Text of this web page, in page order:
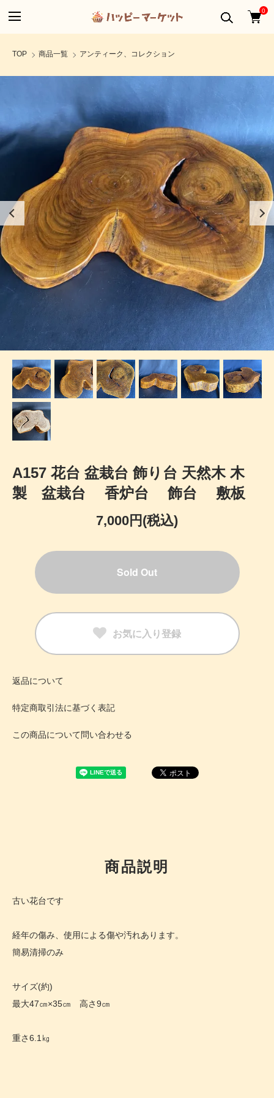
0
TOP 商品一覧 アンティーク、コレクション
A157 花台 盆栽台 飾り台 天然木 木
製 盆栽台 香炉台 飾台 敷板
7,000円(税込)
Sold Out
お気に入り登録
返品について
特定商取引法に基づく表記
この商品について問い合わせる
商品説明
古い花台です
経年の傷み、使用による傷や汚れあります。
簡易清掃のみ
サイズ(約)
最大47㎝×35㎝ 高さ9㎝
重さ6.1㎏